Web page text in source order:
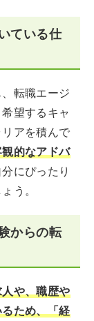
ている仕
転職エージ
望するキャ
アを積んで
的なアドバ
にぴったり
う。
からの転
や、職歴や
ため、「経